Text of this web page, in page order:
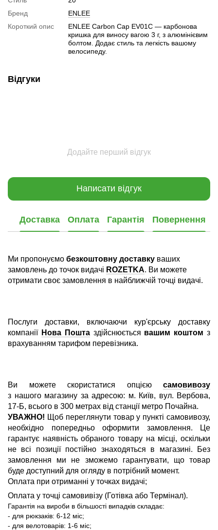
Бренд
ENLEE
Короткий опис
ENLEE Carbon Cap EV01C — карбонова
кришка для виносу вагою 3 г, з алюмінієвим
болтом. Додає стиль та легкість вашому
велосипеду.
Відгуки
Додайте перший відгук
Написати відгук
Доставка Оплата Гарантія Повернення
Ми пропонуємо безкоштовну доставку ваших
замовлень до точок видачі ROZETKA. Ви можете
отримати своє замовлення в найближчій точці видачі.
Послуги доставки, включаючи кур'єрську доставку
компанії Нова Поштаздійснюється вашим коштом з
врахуванням тарифом перевізника.
Ви можете скористатися опцією самовивозу
з нашого магазину за адресою: м. Київ, вул. Вербова,
17-Б, всього в 300 метрах від станції метро Почайна.
УВАЖНО! Щоб переглянути товар у пункті самовивозу,
необхідно попередньо оформити замовлення. Це
гарантує наявність обраного товару на місці, оскільки
не всі позиції постійно знаходяться в магазині. Без
замовлення ми не зможемо гарантувати, що товар
буде доступний для огляду в потрібний момент.
Оплата при отриманні у точках видачі;
Оплата у точці самовивізу (Готівка або Термінал).
Гарантія на вироби в більшості випадків складає:
- для рюкзаків: 6-12 міс;
- для велотоварів: 1-6 міс;